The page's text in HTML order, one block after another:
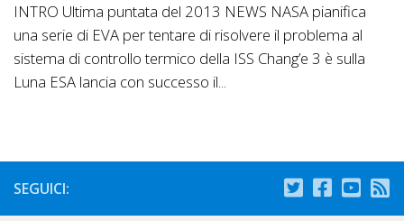
INTRO Ultima puntata del 2013 NEWS NASA pianifica
una serie di EVA per tentare di risolvere il problema al
sistema di controllo termico della ISS Chang’e 3 è sulla
Luna ESA lancia con successo il...
SEGUICI: